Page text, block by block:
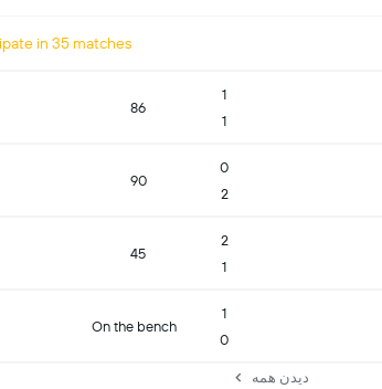
in 35 matches
1
1
86
0
2
90
2
1
45
1
0
On the bench
دیدن همه